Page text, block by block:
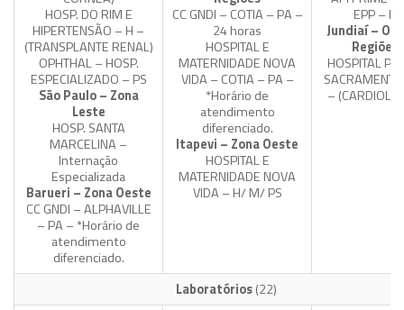
HOSP. DO RIM E
HIPERTENSÃO – H –
(TRANSPLANTE RENAL)
OPHTHAL – HOSP.
ESPECIALIZADO – PS
São Paulo – Zona
Leste
HOSP. SANTA
MARCELINA –
Internação
Especializada
Barueri – Zona Oeste
CC GNDI – ALPHAVILLE
– PA – *Horário de
atendimento
diferenciado.
CC GNDI – COTIA – PA –
24 horas
HOSPITAL E
MATERNIDADE NOVA
VIDA – COTIA – PA –
*Horário de
atendimento
diferenciado.
Itapevi – Zona Oeste
HOSPITAL E
MATERNIDADE NOVA
VIDA – H/ M/ PS
EPP – H
Jundiaí –
Regiões
HOSPITAL
–
Laboratórios(22)